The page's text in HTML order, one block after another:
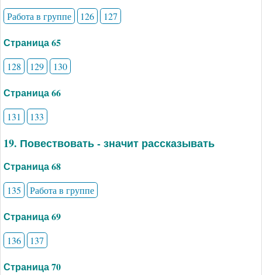
Работа в группе 126 127
Страница 65
128 129 130
Страница 66
131 133
19. Повествовать - значит рассказывать
Страница 68
135 Работа в группе
Страница 69
136 137
Страница 70